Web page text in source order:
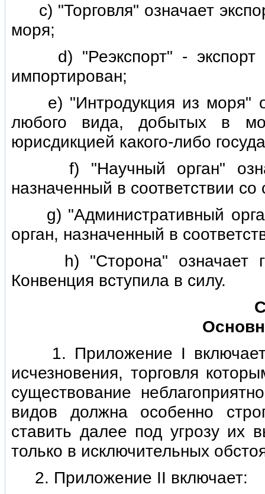
с) "Торговля" означает
моря;
d) "Реэкспорт" - экспорт
импортирован;
е) "Интродукция из моря"
любого вида, добытых в
юрисдикцией какого-либо
f) "Научный орган"
назначенный в соответствии со
g) "Административный
орган, назначенный в
h) "Сторона" означает
Конвенция вступила в силу.
1. Приложение I включает
исчезновения, торговля
существование
видов должна особенно
ставить далее под угрозу
только в исключительных
2. Приложение II включает: